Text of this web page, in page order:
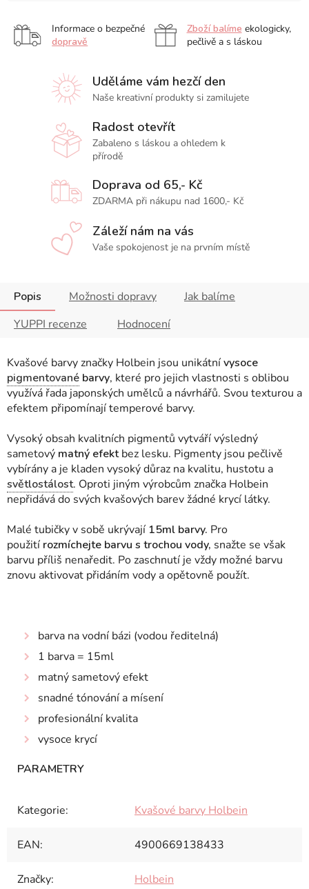
Informace o bezpečné
dopravě
Zboží balíme ekologicky,
pečlivě a s láskou
Uděláme vám hezčí den
Naše kreativní produkty si zamilujete
Radost otevřít
Zabaleno s láskou a ohledem k
přírodě
Doprava od 65,- Kč
ZDARMA při nákupu nad 1600,- Kč
Záleží nám na vás
Vaše spokojenost je na prvním místě
Popis Možnosti dopravy
Jak balíme
YUPPI recenze
Hodnocení
Kvašové barvy značky Holbein jsou unikátnívysoce
pigmentované barvy, které pro jejich vlastnosti s oblibou
využívá řada japonských umělců a návrhářů. Svou texturou a
efektem připomínají temperové barvy.
Vysoký obsah kvalitních pigmentů vytváří výsledný
sametový matný efektbez lesku. Pigmenty jsou pečlivě
vybírány a je kladen vysoký důraz na kvalitu, hustotu a
světlostálost. Oproti jiným výrobcům značka Holbein
nepřidává do svých kvašových barev žádné krycí látky.
Malé tubičky v sobě ukrývají 15ml barvy. Pro
použití rozmíchejte barvu s trochou vody, snažte se však
barvu příliš nenaředit. Po zaschnutí je vždy možné barvu
znovu aktivovat přidáním vody a opětovně použít.
barva na vodní bázi (vodou ředitelná)
1 barva = 15ml
matný sametový efekt
snadné tónování a mísení
profesionální kvalita
vysoce krycí
Kategorie: Kvašové barvy Holbein
EAN: 4900669138433
Značky: Holbein